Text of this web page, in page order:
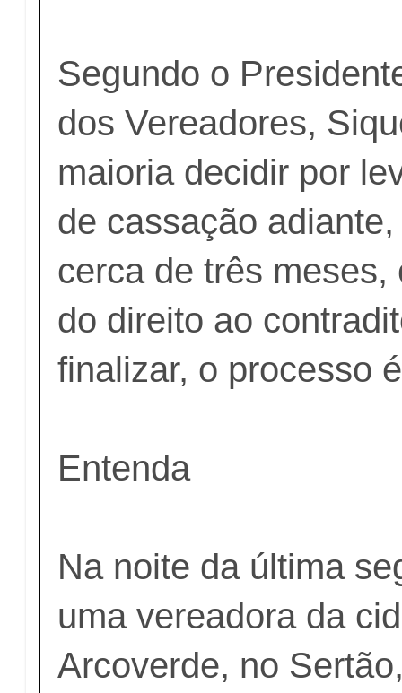
Segundo o
dos Vereadores,
maioria decidir por
de cassação
cerca de três meses,
do direito ao
finalizar, o processo
Entenda
Na noite da última
uma vereadora da
Arcoverde, no